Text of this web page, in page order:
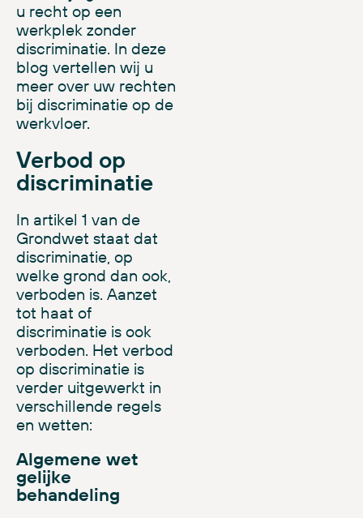
u recht op een
werkplek zonder
discriminatie. In deze
blog vertellen wij u
meer over uw rechten
bij discriminatie op de
werkvloer.
Verbod op
discriminatie
In artikel 1 van de
Grondwet staat dat
discriminatie, op
welke grond dan ook,
verboden is. Aanzet
tot haat of
discriminatie is ook
verboden. Het verbod
op discriminatie is
verder uitgewerkt in
verschillende regels
en wetten:
Algemene wet
gelijke
behandeling